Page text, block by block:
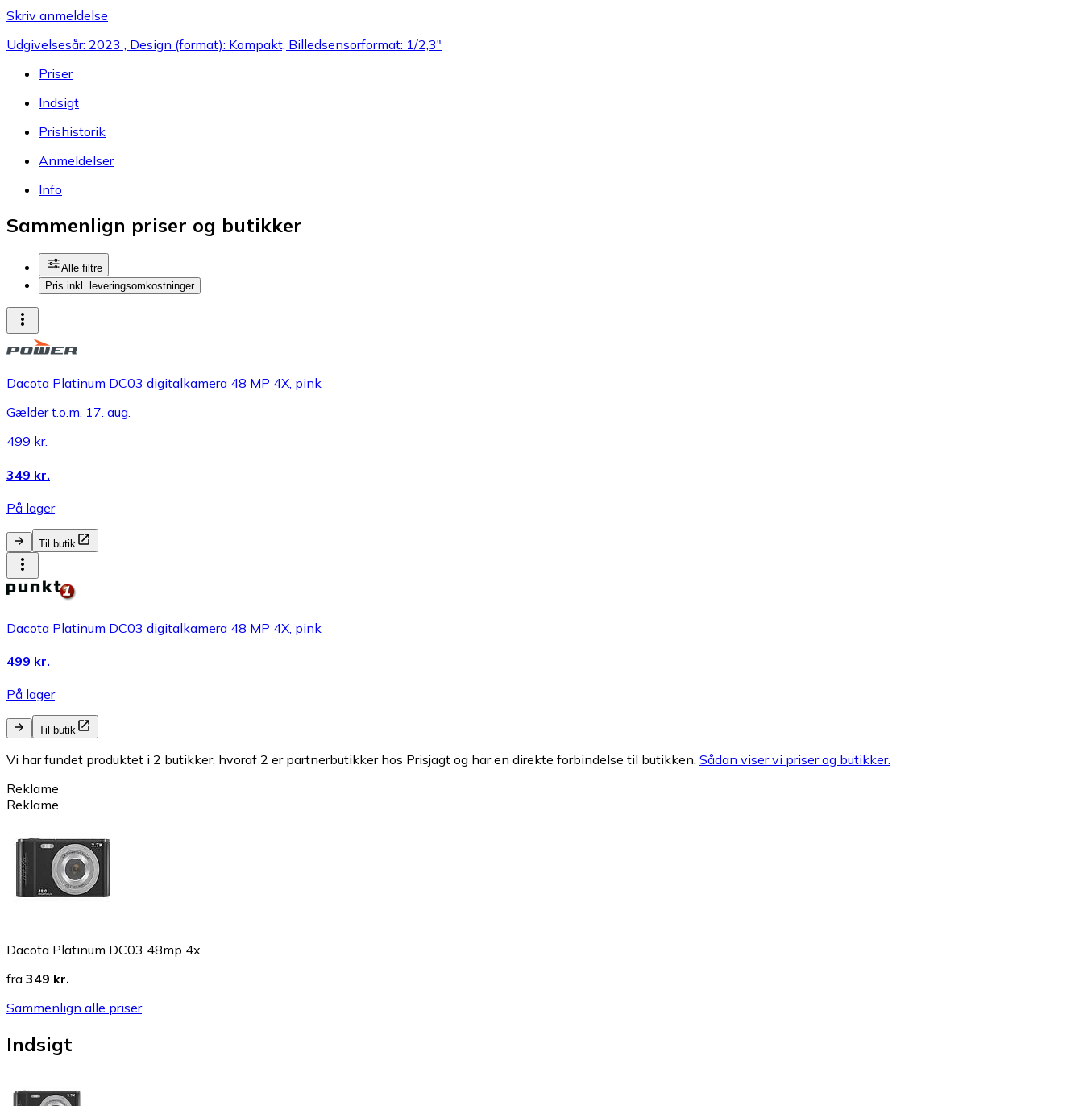
Skriv anmeldelse
Udgivelsesår: 2023 , Design (format): Kompakt, Billedsensorformat: 1/2,3"
Priser
Indsigt
Prishistorik
Anmeldelser
Info
Sammenlign priser og butikker
Alle filtre
Pris inkl. leveringsomkostninger
Dacota Platinum DC03 digitalkamera 48 MP 4X, pink
Gælder t.o.m. 17. aug.
499 kr.
349 kr.
På lager
Til butik
Dacota Platinum DC03 digitalkamera 48 MP 4X, pink
499 kr.
På lager
Til butik
Vi har fundet produktet i 2 butikker, hvoraf 2 er partnerbutikker hos Prisjagt og har en direkte forbindelse til butikken. Sådan viser vi priser og butikker.
Reklame
Reklame
Dacota Platinum DC03 48mp 4x
fra 349 kr.
Sammenlign alle priser
Indsigt